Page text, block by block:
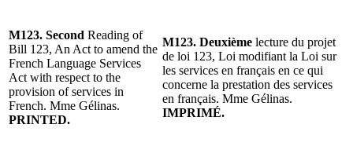
M123. Second Reading of
Bill 123, An Act to amend the
French Language Services
Act with respect to the
provision of services in
French. Mme Gélinas.
PRINTED.
M123. Deuxième lecture du projet
de loi 123, Loi modifiant la Loi sur
les services en français en ce qui
concerne la prestation des services
en français. Mme Gélinas.
IMPRIMÉ.